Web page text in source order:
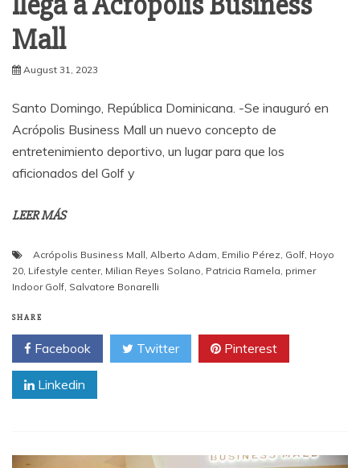
Mall
August 31, 2023
Santo Domingo, República Dominicana. -Se inauguró en
Acrópolis Business Mall un nuevo concepto de
entretenimiento deportivo, un lugar para que los
aficionados del Golf y
LEER MÁS
Acrópolis Business Mall Alberto Adam Emilio Pérez Golf Hoyo
20 Lifestyle center, Milian Reyes Solano Patricia Ramela primer
Indoor Golf Salvatore Bonarelli
SHARE
Facebook Twitter Pinterest
Linkedin